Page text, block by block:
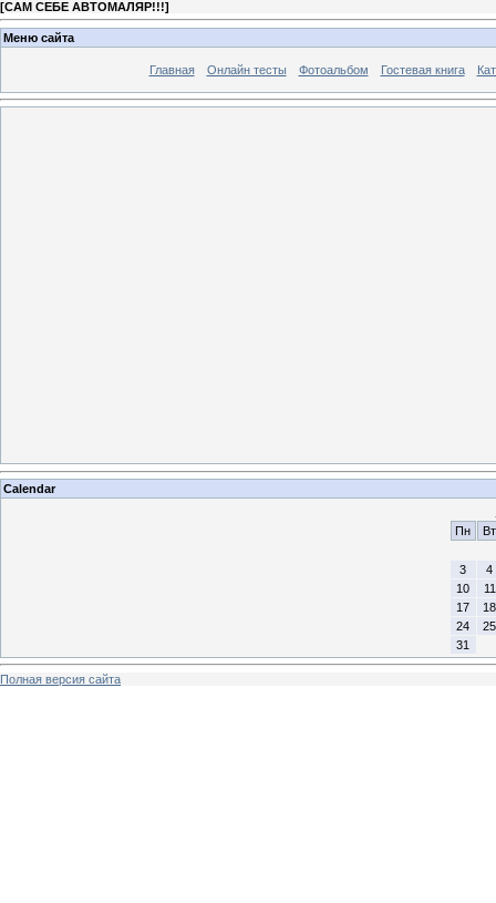
[САМ СЕБЕ АВТОМАЛЯР!!!]
Меню сайта
Главная Онлайн тесты Фотоальбом Гостевая книга
Calendar
Пн
Вт
3
4
10
11
17
18
24
25
31
Полная версия сайта